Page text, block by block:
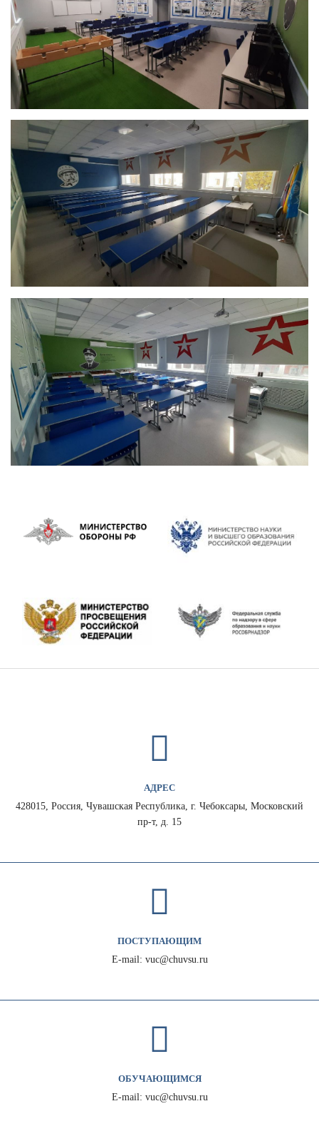
АДРЕС
428015, Россия, Чувашская Республика, г. Чебоксары, Московский
пр-т, д. 15
ПОСТУПАЮЩИМ
E-mail: vuc@chuvsu.ru
ОБУЧАЮЩИМСЯ
E-mail: vuc@chuvsu.ru